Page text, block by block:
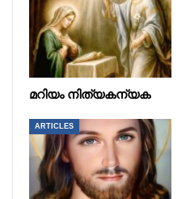
മറിയം നിത്യകന്യക
ARTICLES